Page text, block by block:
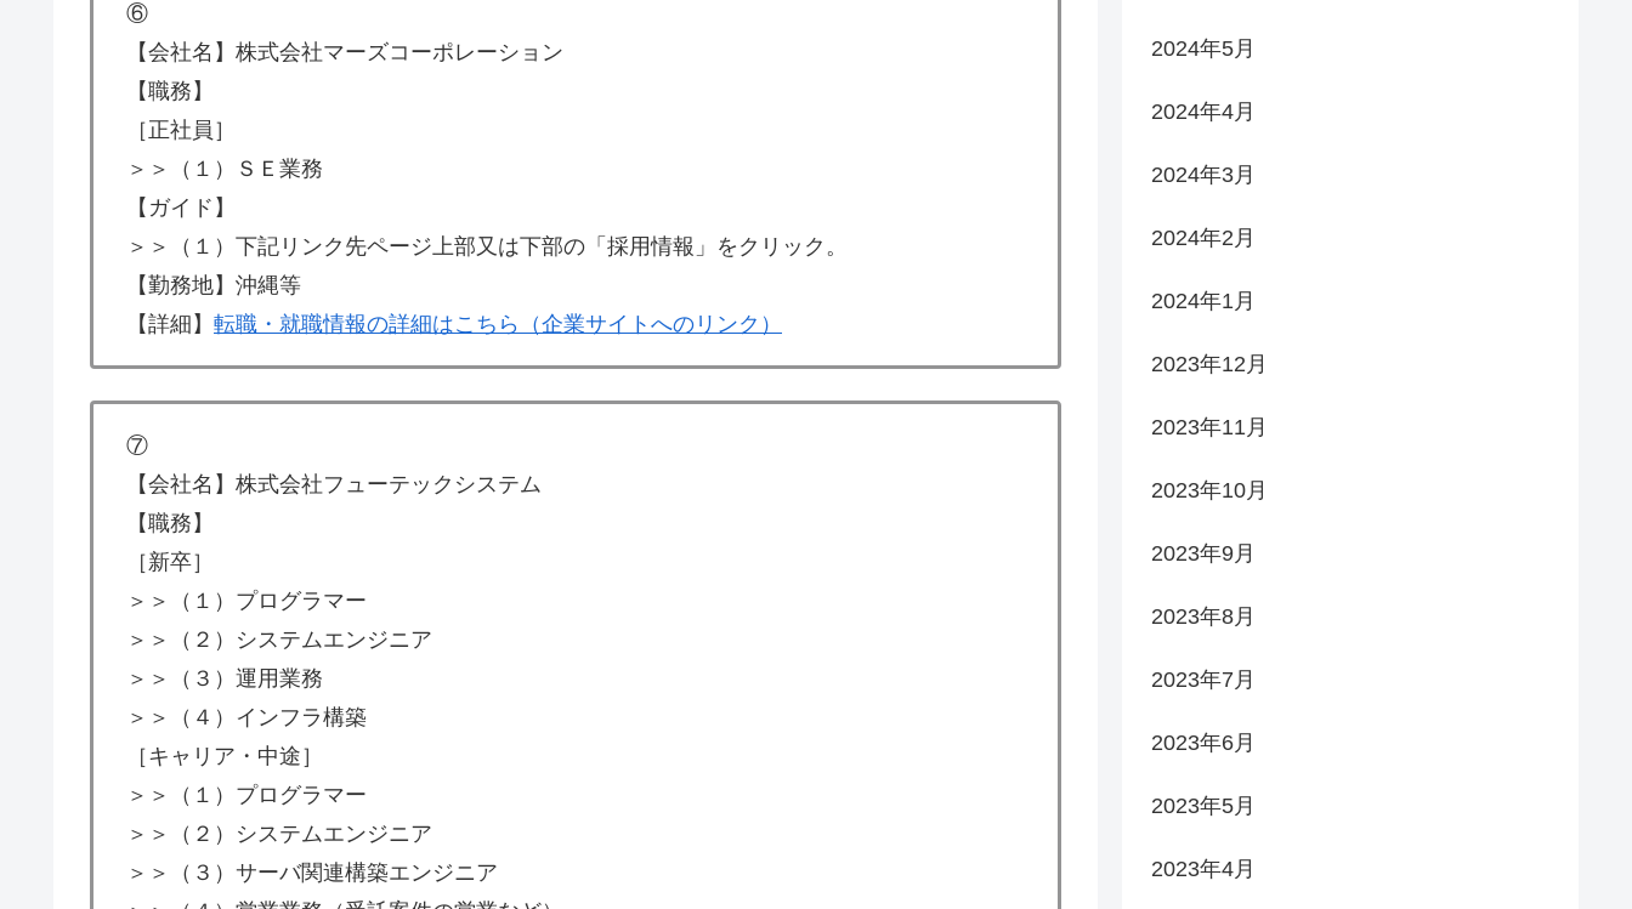
⑥
【会社名】株式会社マーズコーポレーション
【職務】
［正社員］
＞＞（１）ＳＥ業務
【ガイド】
＞＞（１）下記リンク先ページ上部又は下部の「採用情報」をクリック。
【勤務地】沖縄等
【詳細】 転職・就職情報の詳細はこちら（企業サイトへのリンク）
⑦
【会社名】株式会社フューテックシステム
【職務】
［新卒］
＞＞（１）プログラマー
＞＞（２）システムエンジニア
＞＞（３）運用業務
＞＞（４）インフラ構築
［キャリア・中途］
＞＞（１）プログラマー
＞＞（２）システムエンジニア
＞＞（３）サーバ関連構築エンジニア
2024年5月
2024年4月
2024年3月
2024年2月
2024年1月
2023年12月
2023年11月
2023年10月
2023年9月
2023年8月
2023年7月
2023年6月
2023年5月
2023年4月